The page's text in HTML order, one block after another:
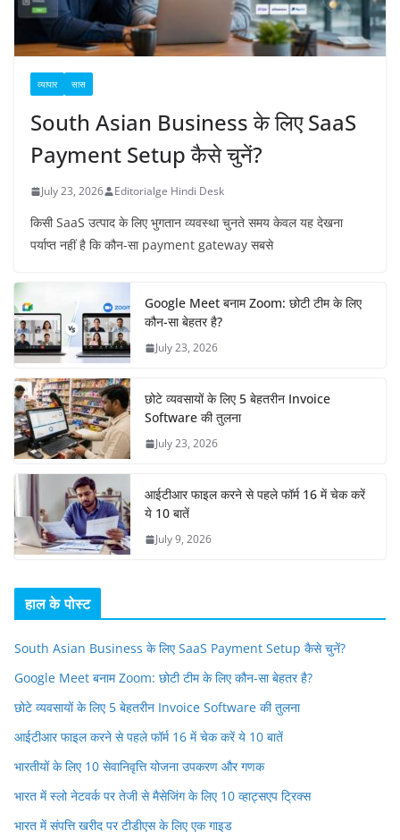
व्यापार सास
South Asian Business के लिए SaaS
Payment Setup कैसे चुनें?
July 23, 2026 Editorialge Hindi Desk
किसी SaaS उत्पाद के लिए भुगतान व्यवस्था चुनते समय केवल यह देखना
पर्याप्त नहीं है कि कौन-सा payment gateway सबसे
Google Meet बनाम Zoom: छोटी टीम के लिए
कौन-सा बेहतर है?
July 23, 2026
छोटे व्यवसायों के लिए 5 बेहतरीन Invoice
Software की तुलना
July 23, 2026
आईटीआर फाइल करने से पहले फॉर्म 16 में चेक करें
ये 10 बातें
July 9, 2026
हाल के पोस्ट
South Asian Business के लिए SaaS Payment Setup कैसे चुनें?
Google Meet बनाम Zoom: छोटी टीम के लिए कौन-सा बेहतर है?
छोटे व्यवसायों के लिए 5 बेहतरीन Invoice Software की तुलना
आईटीआर फाइल करने से पहले फॉर्म 16 में चेक करें ये 10 बातें
भारतीयों के लिए 10 सेवानिवृत्ति योजना उपकरण और गणक
भारत में स्लो नेटवर्क पर तेजी से मैसेजिंग के लिए 10 व्हाट्सएप ट्रिक्स
भारत में संपत्ति खरीद पर टीडीएस के लिए एक गाइड